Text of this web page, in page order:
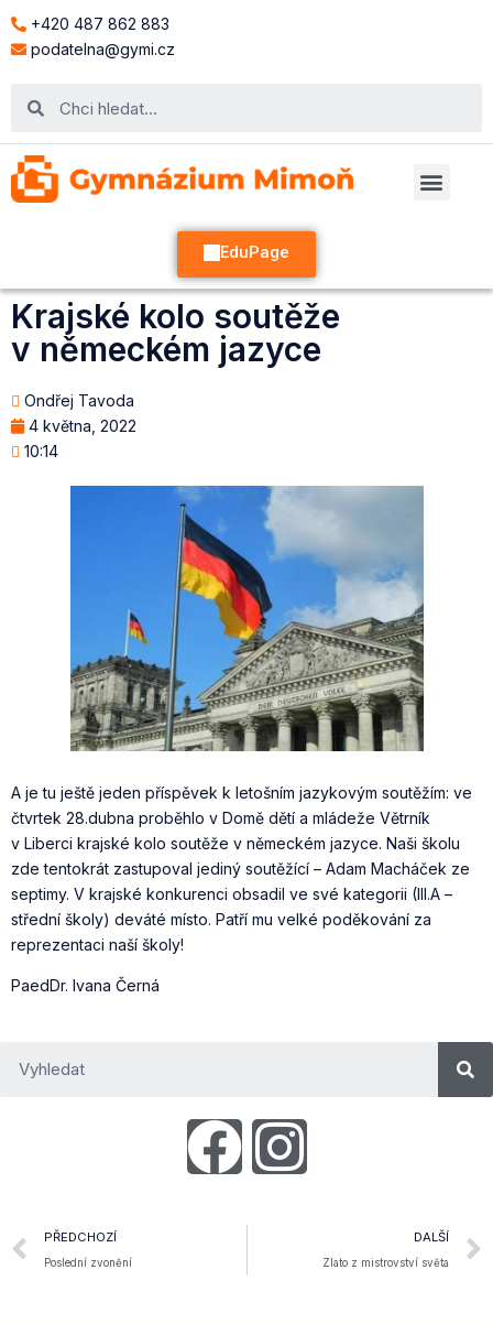
+420 487 862 883
podatelna@gymi.cz
EduPage
Krajské kolo soutěže
v německém jazyce
Ondřej Tavoda
4 května, 2022
10:14
A je tu ještě jeden příspěvek k letošním jazykovým soutěžím: ve
čtvrtek 28.dubna proběhlo v Domě dětí a mládeže Větrník
v Liberci krajské kolo soutěže v německém jazyce. Naši školu
zde tentokrát zastupoval jediný soutěžící – Adam Macháček ze
septimy. V krajské konkurenci obsadil ve své kategorii (III.A –
střední školy) deváté místo. Patří mu velké poděkování za
reprezentaci naší školy!
PaedDr. Ivana Černá
PŘEDCHOZÍ
Poslední zvonění
DALŠÍ
Zlato z mistrovství světa